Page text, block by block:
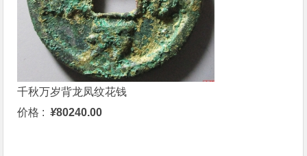
千秋万岁背龙凤纹花钱
价格 :¥80240.00